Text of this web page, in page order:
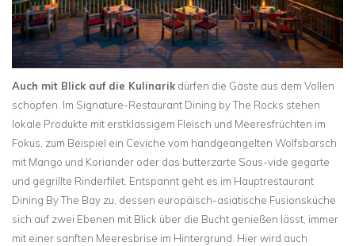
Auch mit Blick auf die Kulinarik dürfen die Gäste aus dem Vollen
schöpfen. Im Signature-Restaurant Dining by The Rocks stehen
lokale Produkte mit erstklassigem Fleisch und Meeresfrüchten im
Fokus, zum Beispiel ein Ceviche vom handgeangelten Wolfsbarsch
mit Mango und Koriander oder das butterzarte Sous-vide gegarte
und gegrillte Rinderfilet. Entspannt geht es im Hauptrestaurant
Dining By The Bay zu, dessen europäisch-asiatische Fusionsküche
sich auf zwei Ebenen mit Blick über die Bucht genießen lässt, immer
mit einer sanften Meeresbrise im Hintergrund. Hier wird auch